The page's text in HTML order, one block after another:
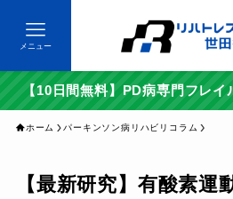
メニュー
【10日間無料】PD病専門フレイ
ホーム パーキンソン病リハビリコラム
【最新研究】有酸素運